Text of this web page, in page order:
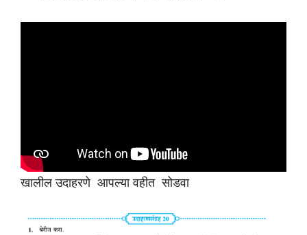
खालील उदाहरणे आपल्या वहीत सोडवा